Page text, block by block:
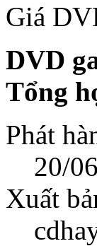
Giá
DVD
Tổng
Phát
20/
Xuất